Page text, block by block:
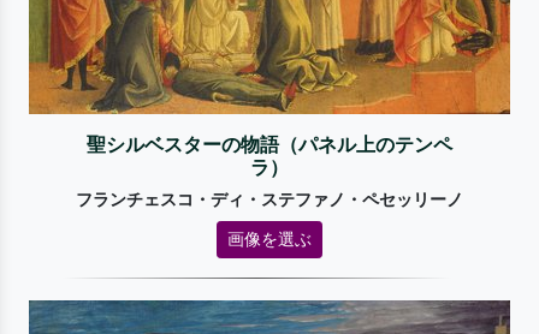
聖シルベスターの物語（パネル上のテンペ
ラ）
フランチェスコ・ディ・ステファノ・ペセッリーノ
画像を選ぶ